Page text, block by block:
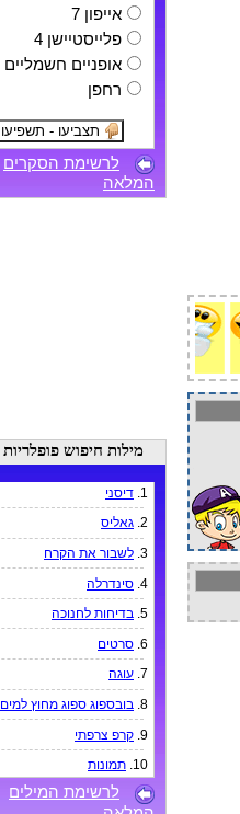
אייפון 7
פלייסטיישן 4
אופניים חשמליים
רחפן
לרשימת הסקרים
המלאה
מילות חיפוש פופלריות
1. דיסני
2. גאליס
3. לשבור את הקרח
4. סינדרלה
5. בדיחות לחנוכה
6. סרטים
7. עוגה
8. בובספוג ספוג מחוץ למים
9. קרפ צרפתי
10. תמונות
לרשימת המילים